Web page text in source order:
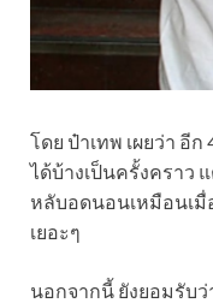
โดย ป๋าเทพ เผยว่า อี
ได้บ้างเป็นครั้งคราว
หลับอดนอนเหมือนเมื่
เยอะๆ
นอกจากนี้ ยังยอมรับ